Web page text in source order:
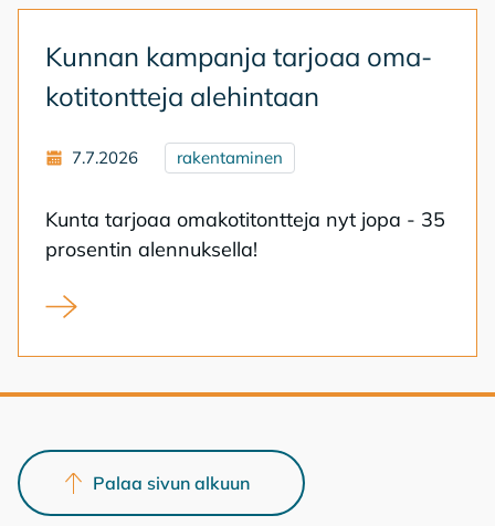
Kun­nan kam­pan­ja tar­jo­aa oma­
ko­ti­tont­te­ja ale­hin­taan
7.7.2026 rakentaminen
Kun­ta tar­jo­aa oma­ko­ti­tont­te­ja nyt jopa - 35
pro­sen­tin alen­nuk­sel­la!
Kunnan kampanja tarjoaa omakotitontteja alehintaan
Palaa sivun alkuun